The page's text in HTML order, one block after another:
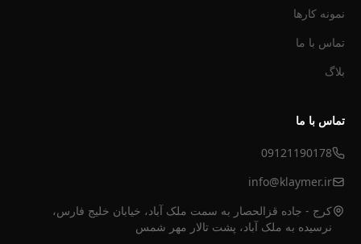
نمونه کارها
تماس با ما
بلاگ
تماس با ما
09121190178
info@klaymer.ir
کرج - جاده قزالحصار به سمت ملک آباد، خیابان خلیج فارس،
نرسیده به ملک آباد، پشت تالار مهر شمس